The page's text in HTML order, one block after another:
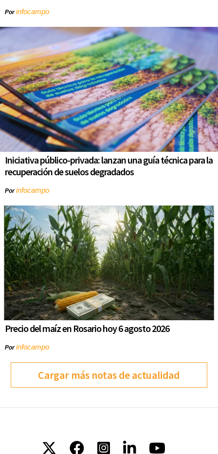
Porinfocampo
Iniciativa público-privada: lanzan una guía técnica para la
recuperación de suelos degradados
Porinfocampo
Precio del maíz en Rosario hoy 6 agosto 2026
Porinfocampo
Cargar más notas de actualidad